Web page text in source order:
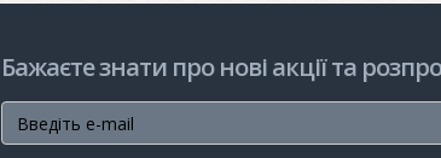
Бажаєте знати про нові акції та